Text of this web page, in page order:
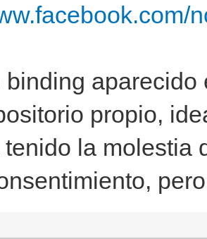
binding
propio,
la molestia